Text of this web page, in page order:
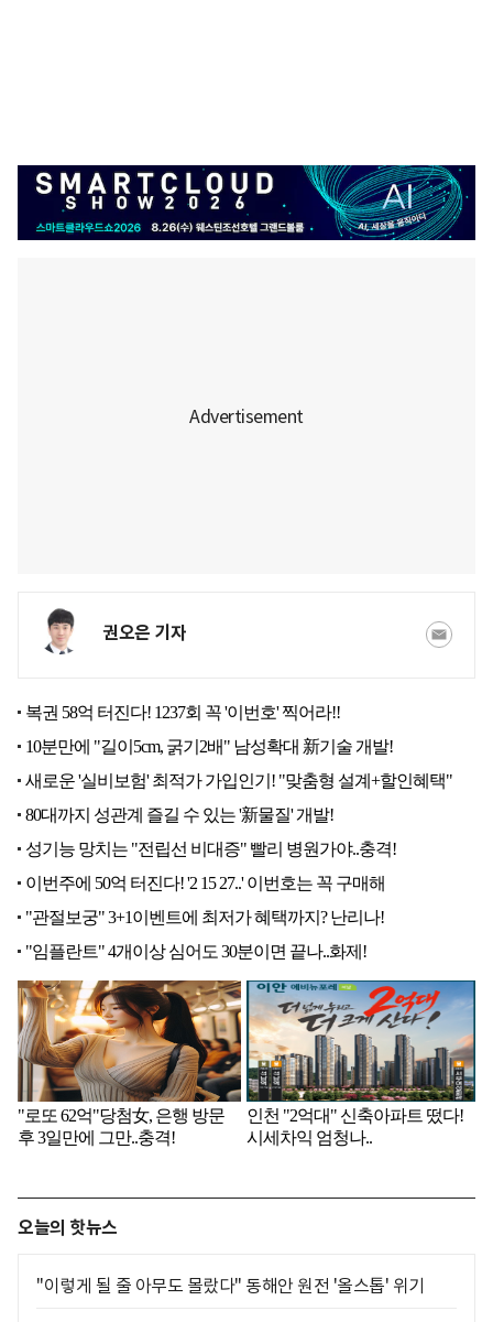
권오은 기자
오늘의 핫뉴스
"이렇게 될 줄 아무도 몰랐다" 동해안 원전 '올스톱' 위기